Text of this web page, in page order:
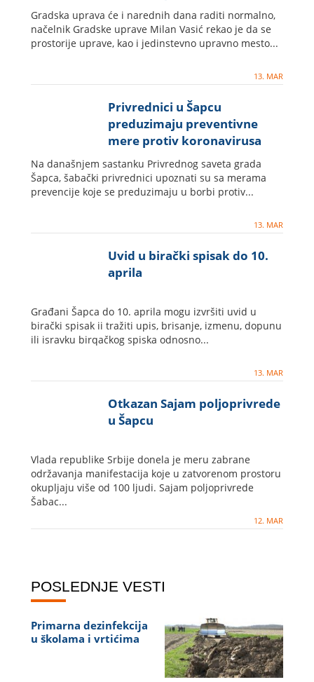
Gradska uprava će i narednih dana raditi normalno,
načelnik Gradske uprave Milan Vasić rekao je da se
prostorije uprave, kao i jedinstevno upravno mesto...
13. MAR
Privrednici u Šapcu
preduzimaju preventivne
mere protiv koronavirusa
Na današnjem sastanku Privrednog saveta grada
Šapca, šabački privrednici upoznati su sa merama
prevencije koje se preduzimaju u borbi protiv...
13. MAR
Uvid u birački spisak do 10.
aprila
Građani Šapca do 10. aprila mogu izvršiti uvid u
birački spisak ii tražiti upis, brisanje, izmenu, dopunu
ili isravku birqačkog spiska odnosno...
13. MAR
Otkazan Sajam poljoprivrede
u Šapcu
Vlada republike Srbije donela je meru zabrane
održavanja manifestacija koje u zatvorenom prostoru
okupljaju više od 100 ljudi. Sajam poljoprivrede
Šabac...
12. MAR
POSLEDNJE VESTI
Primarna dezinfekcija
u školama i vrtićima